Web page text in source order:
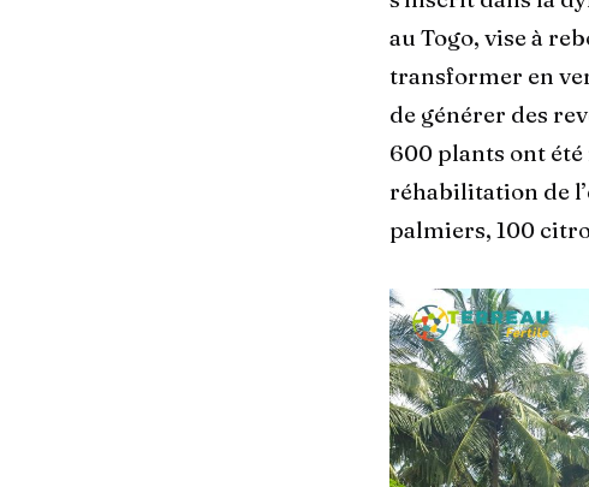
au Togo, vise à
transformer en
de générer des
600 plants ont
réhabilitation de
palmiers, 100